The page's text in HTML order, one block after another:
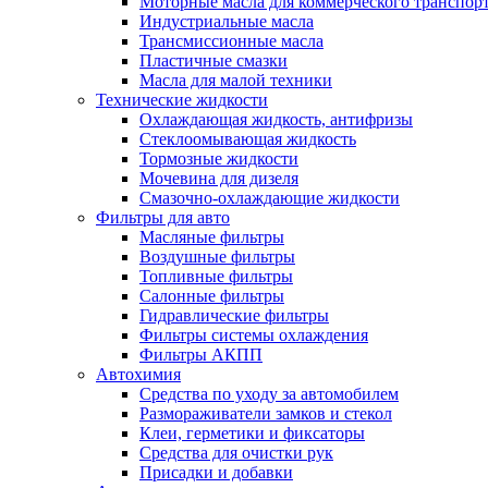
Индустриальные масла
Трансмиссионные масла
Пластичные смазки
Масла для малой техники
Технические жидкости
Охлаждающая жидкость, антифризы
Стеклоомывающая жидкость
Тормозные жидкости
Мочевина для дизеля
Смазочно-охлаждающие жидкости
Фильтры для авто
Масляные фильтры
Воздушные фильтры
Топливные фильтры
Салонные фильтры
Гидравлические фильтры
Фильтры системы охлаждения
Фильтры АКПП
Автохимия
Средства по уходу за автомобилем
Размораживатели замков и стекол
Клеи, герметики и фиксаторы
Средства для очистки рук
Присадки и добавки